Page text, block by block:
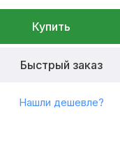
Купить
Быстрый заказ
Нашли дешевле?